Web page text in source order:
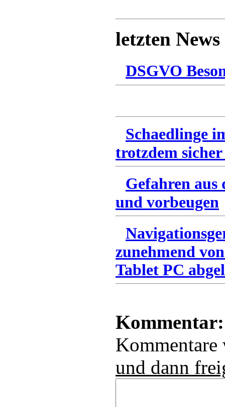
letzten News
DSGVO
Schaedlinge
trotzdem
Gefahren
und vorbeugen
zunehmend
Tablet PC
Kommentar:
und dann